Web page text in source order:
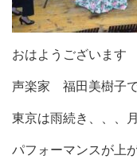
おはようございます
声楽家 福田美樹子で
東京は雨続き、、、
パフォーマンスが上